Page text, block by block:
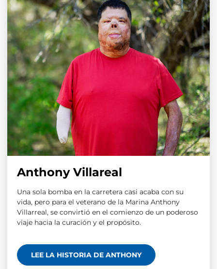
Anthony Villareal
Una sola bomba en la carretera casi acaba con su
vida, pero para el veterano de la Marina Anthony
Villarreal, se convirtió en el comienzo de un poderoso
viaje hacia la curación y el propósito.
LEE LA HISTORIA DE ANTHONY